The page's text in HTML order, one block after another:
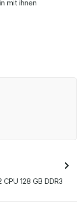
mit ihnen
128 GB DDR3